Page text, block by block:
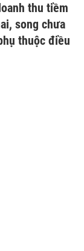
thu tiềm
song chưa
thuộc điều